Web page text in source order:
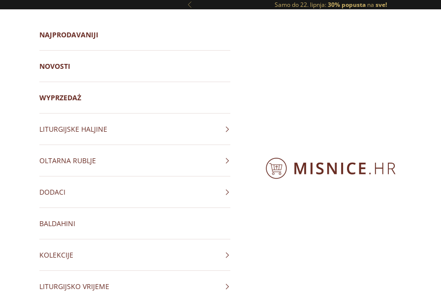
Prethodni Samo do 22. lipnja:30% popusta na sve!
ORNATY.PL
NAJPRODAVANIJI
NOVOSTI
WYPRZEDAŻ
LITURGIJSKE HALJINE
OLTARNA RUBLJE
DODACI
BALDAHINI
KOLEKCIJE
LITURGIJSKO VRIJEME